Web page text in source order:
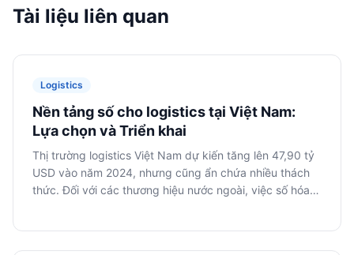
Tài liệu liên quan
Logistics
Nền tảng số cho logistics tại Việt Nam:
Lựa chọn và Triển khai
Thị trường logistics Việt Nam dự kiến tăng lên 47,90 tỷ
USD vào năm 2024, nhưng cũng ẩn chứa nhiều thách
thức. Đối với các thương hiệu nước ngoài, việc số hóa là